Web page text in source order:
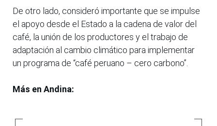
De otro lado, consideró importante que se impulse
el apoyo desde el Estado a la cadena de valor del
café, la unión de los productores y el trabajo de
adaptación al cambio climático para implementar
un programa de “café peruano – cero carbono”.
Más en Andina: